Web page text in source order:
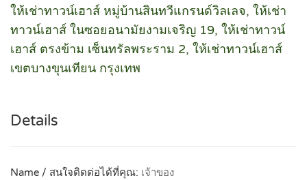
ให้เช่าทาวน์เฮาส์ หมู่บ้านสินทวีแกรนด์วิลเลจ, ให้เช่า
ทาวน์เฮาส์ ในซอยอนามัยงามเจริญ 19, ให้เช่าทาวน์
เฮาส์ ตรงข้าม เซ็นทรัลพระราม 2, ให้เช่าทาวน์เฮาส์
เขตบางขุนเทียน กรุงเทพ
Details
Name / สนใจติดต่อได้ที่คุณ: เจ้าของ